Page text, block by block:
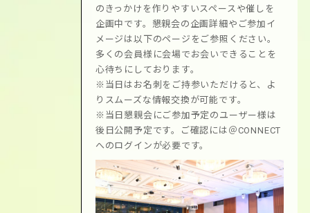
のきっかけを作りやすいスペースや催しを
企画中です。懇親会の企画詳細やご参加イ
メージは以下のページをご参照ください。
多くの会員様に会場でお会いできることを
心待ちにしております。
※当日はお名刺をご持参いただけると、よ
りスムーズな情報交換が可能です。
※当日懇親会にご参加予定のユーザー様は
後日公開予定です。ご確認には＠CONNECT
へのログインが必要です。